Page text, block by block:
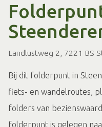
Landlustweg 2, 7221 BS
Bij dit folderpunt in
fiets- en wandelroutes,
folders van
folderpunt is gelegen